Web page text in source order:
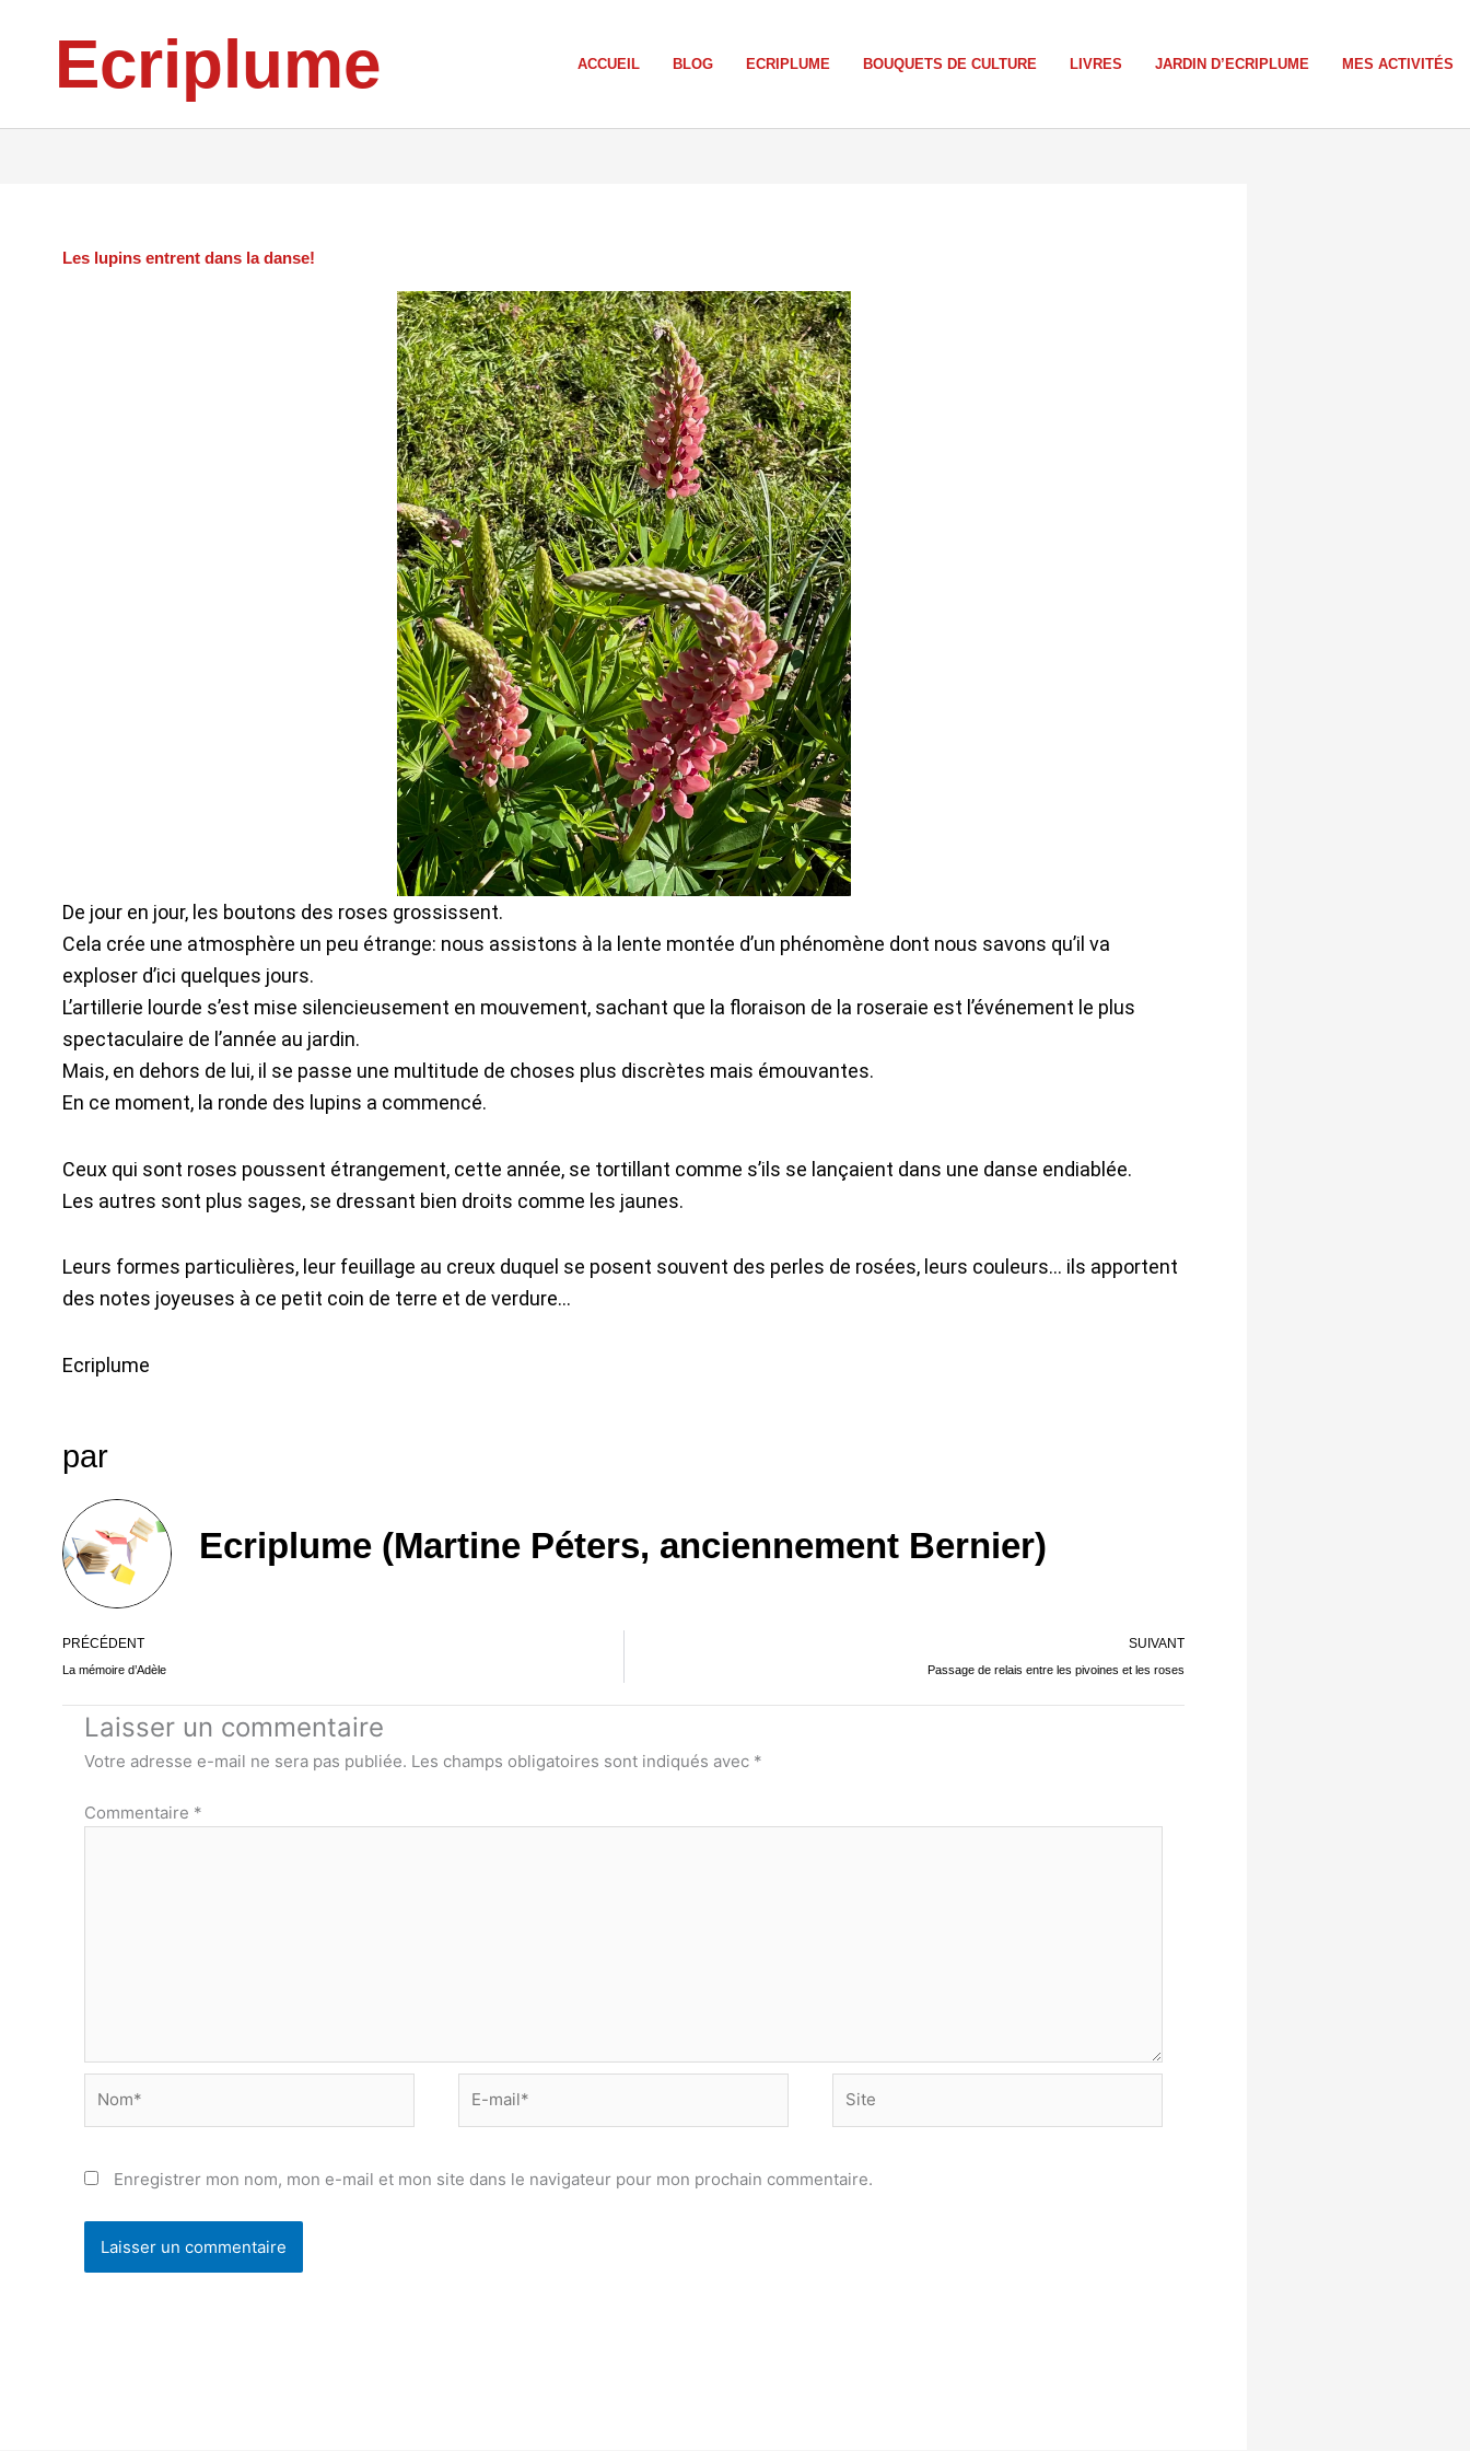
Ecriplume ACCUEIL BLOG ECRIPLUME BOUQUETS DE CULTURE LIVRES JARDIN D’ECRIPLUME MES ACTIVITÉS
Les lupins entrent dans la danse!
De jour en jour, les boutons des roses grossissent.
Cela crée une atmosphère un peu étrange: nous assistons à la lente montée d’un phénomène dont nous savons qu’il va
exploser d’ici quelques jours.
L’artillerie lourde s’est mise silencieusement en mouvement, sachant que la floraison de la roseraie est l’événement le plus
spectaculaire de l’année au jardin.
Mais, en dehors de lui, il se passe une multitude de choses plus discrètes mais émouvantes.
En ce moment, la ronde des lupins a commencé.
Ceux qui sont roses poussent étrangement, cette année, se tortillant comme s’ils se lançaient dans une danse endiablée.
Les autres sont plus sages, se dressant bien droits comme les jaunes.
Leurs formes particulières, leur feuillage au creux duquel se posent souvent des perles de rosées, leurs couleurs… ils apportent
des notes joyeuses à ce petit coin de terre et de verdure…
Ecriplume
par
Ecriplume (Martine Péters, anciennement Bernier)
Précédent
PRÉCÉDENT
La mémoire d’Adèle
SUIVANT
Passage de relais entre les pivoines et les roses
Suivant
Laisser un commentaire
Votre adresse e-mail ne sera pas publiée. Les champs obligatoires sont indiqués avec *
Commentaire *
mail*
Enregistrer mon nom, mon e-mail et mon site dans le navigateur pour mon prochain commentaire.